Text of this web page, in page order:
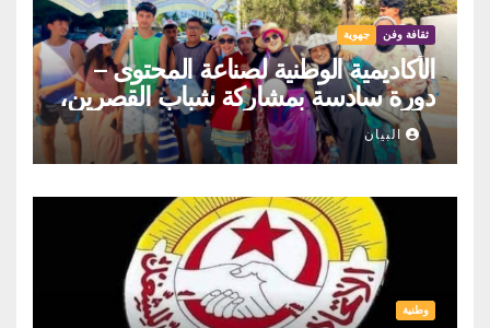
ثقافة وفن جهوية
الأكاديمية الوطنية لصناعة المحتوى –
دورة سادسة بمشاركة شباب القصرين،
المنستير والمهدية
البيان
وطنية